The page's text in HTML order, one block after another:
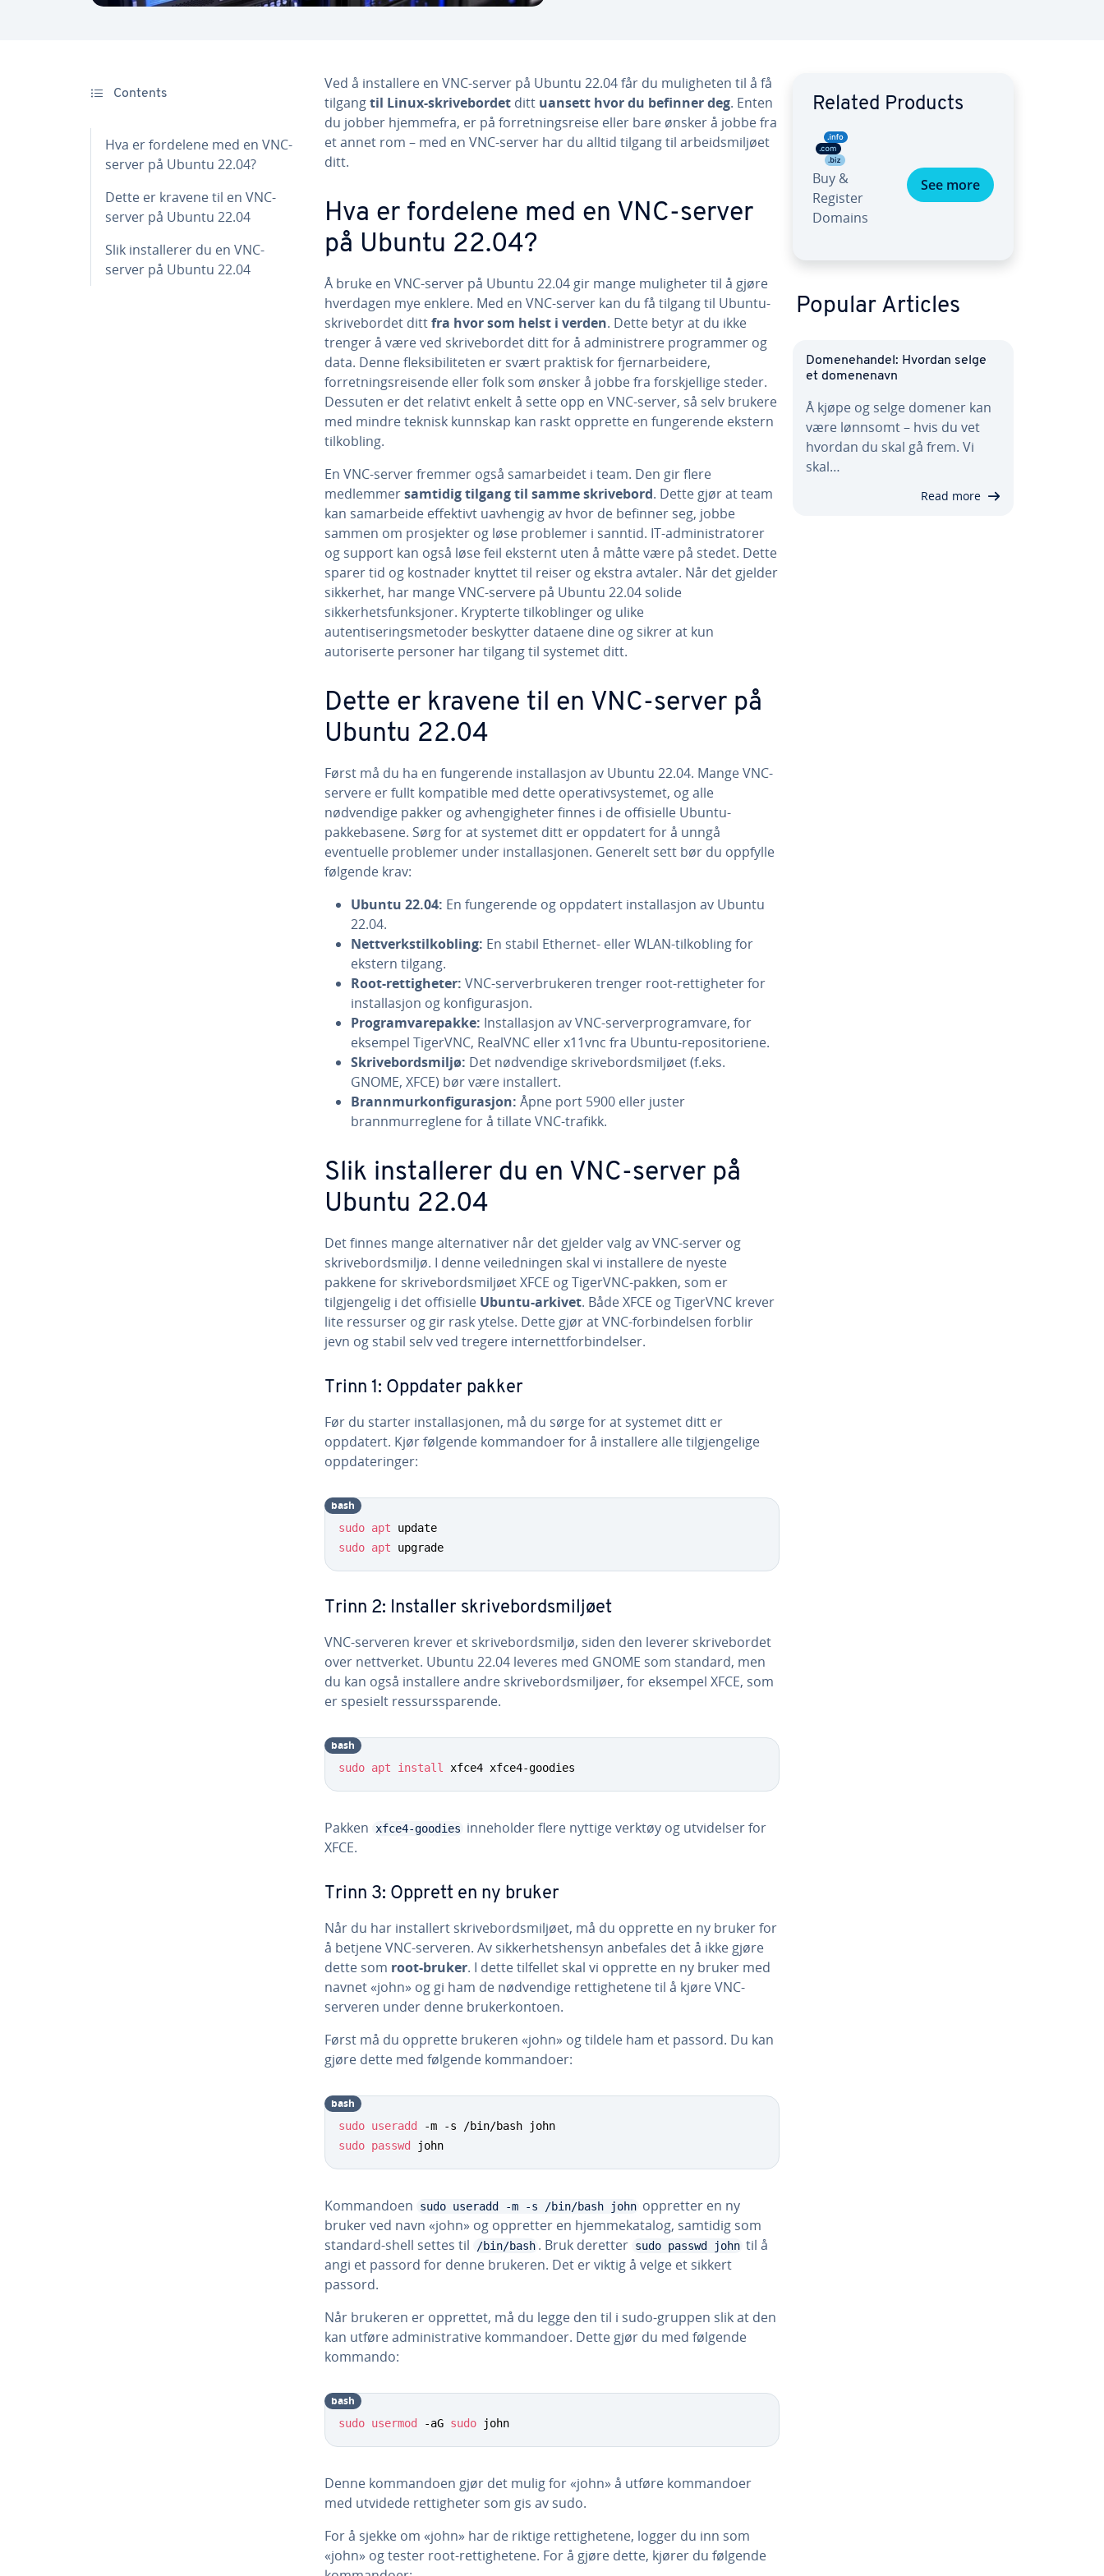
Contents
Hva er fordelene med en VNC-
server på Ubuntu 22.04?
Dette er kravene til en VNC-
server på Ubuntu 22.04
Slik installerer du en VNC-
server på Ubuntu 22.04
Ved å installere en VNC-server på Ubuntu 22.04 får du muligheten til å få
tilgangtil Linux-skrivebordet ditt uansett hvor du befinner deg. Enten
du jobber hjemmefra, er på forretningsreise eller bare ønsker å jobbe fra
et annet rom – med en VNC-server har du alltid tilgang til arbeidsmiljøet
ditt.
Hva er fordelene med en VNC-server
på Ubuntu 22.04?
Å bruke en VNC-server på Ubuntu 22.04 gir mange muligheter til å gjøre
hverdagen mye enklere. Med en VNC-server kan du få tilgang til Ubuntu-
skrivebordet dittfra hvor som helst i verden. Dette betyr at du ikke
trenger å være ved skrivebordet ditt for å administrere programmer og
data. Denne fleksibiliteten er svært praktisk for fjernarbeidere,
forretningsreisende eller folk som ønsker å jobbe fra forskjellige steder.
Dessuten er det relativt enkelt å sette opp en VNC-server, så selv brukere
med mindre teknisk kunnskap kan raskt opprette en fungerende ekstern
tilkobling.
En VNC-server fremmer også samarbeidet i team. Den gir flere
medlemmersamtidig tilgang til samme skrivebord. Dette gjør at team
kan samarbeide effektivt uavhengig av hvor de befinner seg, jobbe
sammen om prosjekter og løse problemer i sanntid. IT-administratorer
og support kan også løse feil eksternt uten å måtte være på stedet. Dette
sparer tid og kostnader knyttet til reiser og ekstra avtaler. Når det gjelder
sikkerhet, har mange VNC-servere på Ubuntu 22.04 solide
sikkerhetsfunksjoner. Krypterte tilkoblinger og ulike
autentiseringsmetoder beskytter dataene dine og sikrer at kun
autoriserte personer har tilgang til systemet ditt.
Dette er kravene til en VNC-server på
Ubuntu 22.04
Først må du ha en fungerende installasjon av Ubuntu 22.04. Mange VNC-
servere er fullt kompatible med dette operativsystemet, og alle
nødvendige pakker og avhengigheter finnes i de offisielle Ubuntu-
pakkebasene. Sørg for at systemet ditt er oppdatert for å unngå
eventuelle problemer under installasjonen. Generelt sett bør du oppfylle
følgende krav:
Ubuntu 22.04: En fungerende og oppdatert installasjon av Ubuntu
22.04.
Nettverkstilkobling: En stabil Ethernet- eller WLAN-tilkobling for
ekstern tilgang.
Root-rettigheter: VNC-serverbrukeren trenger root-rettigheter for
installasjon og konfigurasjon.
Programvarepakke: Installasjon av VNC-serverprogramvare, for
eksempel TigerVNC, RealVNC eller x11vnc fra Ubuntu-repositoriene.
Skrivebordsmiljø: Det nødvendige skrivebordsmiljøet (f.eks.
GNOME, XFCE) bør være installert.
Brannmurkonfigurasjon: Åpne port 5900 eller juster
brannmurreglene for å tillate VNC-trafikk.
Slik installerer du en VNC-server på
Ubuntu 22.04
Det finnes mange alternativer når det gjelder valg av VNC-server og
skrivebordsmiljø. I denne veiledningen skal vi installere de nyeste
pakkene for skrivebordsmiljøet XFCE og TigerVNC-pakken, som er
tilgjengelig i det offisielle Ubuntu-arkivet. Både XFCE og TigerVNC krever
lite ressurser og gir rask ytelse. Dette gjør at VNC-forbindelsen forblir
jevn og stabil selv ved tregere internettforbindelser.
Trinn 1: Oppdater pakker
Før du starter installasjonen, må du sørge for at systemet ditt er
oppdatert. Kjør følgende kommandoer for å installere alle tilgjengelige
oppdateringer:
sudo apt
sudo apt upgrade
bash
Trinn 2: Installer skrivebordsmiljøet
VNC-serveren krever et skrivebordsmiljø, siden den leverer skrivebordet
over nettverket. Ubuntu 22.04 leveres med GNOME som standard, men
du kan også installere andre skrivebordsmiljøer, for eksempel XFCE, som
er spesielt ressurssparende.
sudo apt install xfce4 xfce4-goodies
bash
Pakken xfce4-goodies inneholder flere nyttige verktøy og utvidelser for
XFCE.
Trinn 3: Opprett en ny bruker
Når du har installert skrivebordsmiljøet, må du opprette en ny bruker for
å betjene VNC-serveren. Av sikkerhetshensyn anbefales det å ikke gjøre
dette som root-bruker. I dette tilfellet skal vi opprette en ny bruker med
navnet «john» og gi ham de nødvendige rettighetene til å kjøre VNC-
serveren under denne brukerkontoen.
Først må du opprette brukeren «john» og tildele ham et passord. Du kan
gjøre dette med følgende kommandoer:
sudo useradd
sudo passwd john
bash
Kommandoen sudo useradd -m -s /bin/bash john oppretter en ny
bruker ved navn «john» og oppretter en hjemmekatalog, samtidig som
standard-shell settes til
/bin/bash . Bruk deretter sudo passwd john til å
angi et passord for denne brukeren. Det er viktig å velge et sikkert
passord.
Når brukeren er opprettet, må du legge den til i sudo-gruppen slik at den
kan utføre administrative kommandoer. Dette gjør du med følgende
kommando:
sudo usermod -aG sudo john
bash
Denne kommandoen gjør det mulig for «john» å utføre kommandoer
med utvidede rettigheter som gis av sudo.
For å sjekke om «john» har de riktige rettighetene, logger du inn som
«john» og tester root-rettighetene. For å gjøre dette, kjører du følgende
Related Products
Buy &
Register
Domains
See more
Popular Articles
Domenehandel: Hvordan selge
et domenenavn
Å kjøpe og selge domener kan
være lønnsomt – hvis du vet
hvordan du skal gå frem. Vi
skal…
Read more